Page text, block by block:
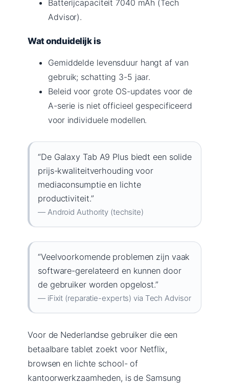
Batterijcapaciteit 7040 mAh (Tech
Advisor).
Wat onduidelijk is
Gemiddelde levensduur hangt af van
gebruik; schatting 3-5 jaar.
Beleid voor grote OS-updates voor de
A-serie is niet officieel gespecificeerd
voor individuele modellen.
“De Galaxy Tab A9 Plus biedt een solide
prijs-kwaliteitverhouding voor
mediaconsumptie en lichte
productiviteit.”
— Android Authority (techsite)
“Veelvoorkomende problemen zijn vaak
software-gerelateerd en kunnen door
de gebruiker worden opgelost.”
— iFixit (reparatie-experts) via Tech Advisor
Voor de Nederlandse gebruiker die een
betaalbare tablet zoekt voor Netflix,
browsen en lichte school- of
kantoorwerkzaamheden, is de Samsung